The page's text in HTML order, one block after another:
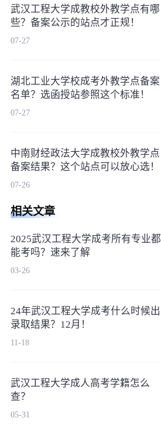
武汉工程大学成教校外教学点有哪
些？备案公示的站点才正规！
07-27
湖北工业大学校成考外教学点备案
名单？选函授站参照这个标准！
07-27
中南财经政法大学成教校外教学点
备案结果？这个站点可以放心选！
07-26
相关文章
2025武汉工程大学成考所有专业都
能考吗？速来了解
03-26
24年武汉工程大学成考什么时候出
录取结果？12月！
11-18
武汉工程大学成人高考学籍怎么
查？
05-31